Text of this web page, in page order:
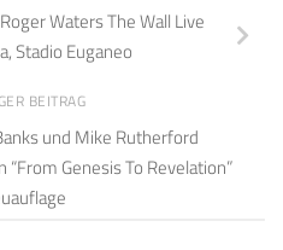
Waters The Wall Live
Stadio Euganeo
BEITRAG
und Mike Rutherford
Genesis To Revelation”